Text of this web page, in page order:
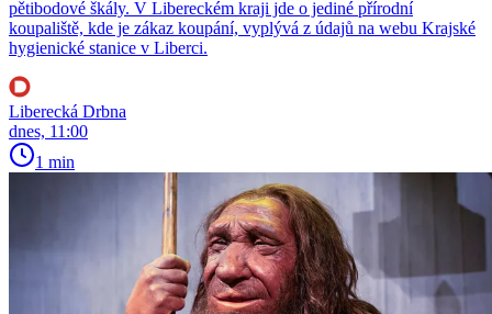
pětibodové škály. V Libereckém kraji jde o jediné přírodní
koupaliště, kde je zákaz koupání, vyplývá z údajů na webu Krajské
hygienické stanice v Liberci.
Liberecká Drbna
dnes, 11:00
1 min